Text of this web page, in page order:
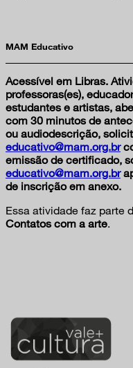
MAM Educativo
Acessível em Libras.
professoras(es),
estudantes e artistas,
com 30 minutos de
ou audiodescrição,
educativo@mam.org.br
emissão de certificado,
educativo@mam.org.br
de inscrição em anexo.
Essa atividade faz parte
Contatos com a arte.